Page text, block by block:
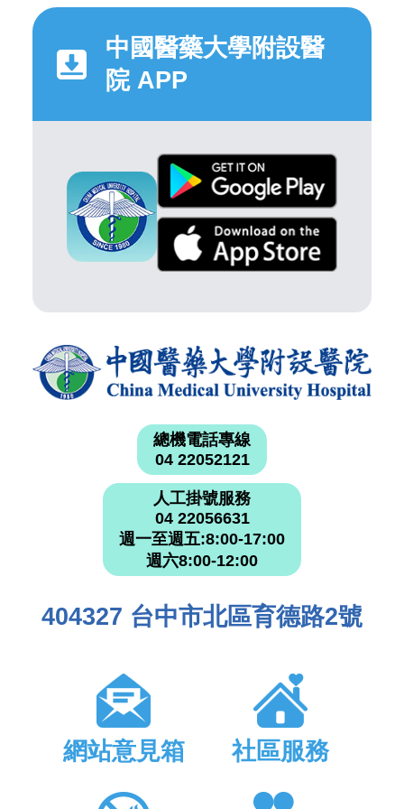
中國醫藥大學附設醫
院 APP
總機電話專線
04 22052121
人工掛號服務
04 22056631
週一至週五:8:00-17:00
週六8:00-12:00
404327 台中市北區育德路2號
網站意見箱 社區服務